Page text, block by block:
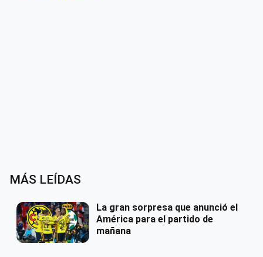
MÁS LEÍDAS
La gran sorpresa que anunció el
América para el partido de
mañana